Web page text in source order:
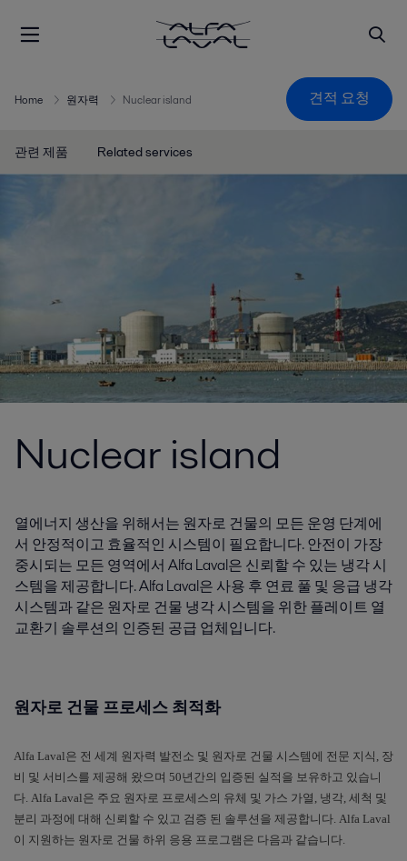
Home 원자력 Nuclear island 견적 요청
관련 제품 Related services
Nuclear island
열에너지 생산을 위해서는 원자로 건물의 모든 운영 단계에
서 안정적이고 효율적인 시스템이 필요합니다. 안전이 가장
중시되는 모든 영역에서 Alfa Laval은 신뢰할 수 있는 냉각 시
스템을 제공합니다. Alfa Laval은 사용 후 연료 풀 및 응급 냉각
시스템과 같은 원자로 건물 냉각 시스템을 위한 플레이트 열
교환기 솔루션의 인증된 공급 업체입니다.
원자로 건물 프로세스 최적화
Alfa Laval은 전 세계 원자력 발전소 및 원자로 건물 시스템에 전문 지식 , 장
비 및 서비스를 제공해 왔으며 50년간의 입증된 실적을 보유하고 있습니
다. Alfa Laval은 주요 원자로 프로세스의 유체 및 가스 가열 , 냉각, 세척 및
분리 과정에 대해 신뢰할 수 있고 검증 된 솔루션을 제공합니다. Alfa Laval
이 지원하는 원자로 건물 하위 응용 프로그램은 다음과 같습니다.